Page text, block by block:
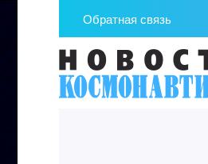
Обратная связь